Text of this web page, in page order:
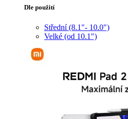
Dle použití
Střední (8.1"- 10.0")
Velké (od 10.1")